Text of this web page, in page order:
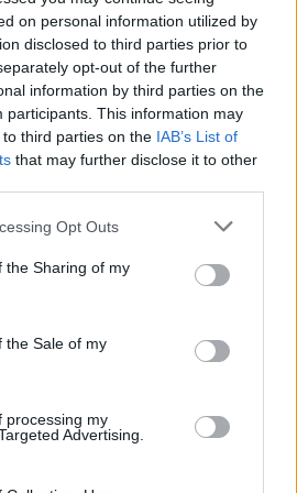
on personal information utilized by
disclosed to third parties prior to
opt-out of the further
information by third parties on the
participants. This information may
third parties on the IAB’s List of
that may further disclose it to other
Opt Outs
the Sharing of my
the Sale of my
processing my
Advertising.
Panjtar (10 obramb),
Sokolič 8, Kavčič Miha 6,
4, Pajt 4, Haseljić 1, Grmšek
Komar, Lončar, Predović,
členu Kazenskega zakonika je
odgovoren za javno spodbujanje
ali nezakonitimi vsebinami